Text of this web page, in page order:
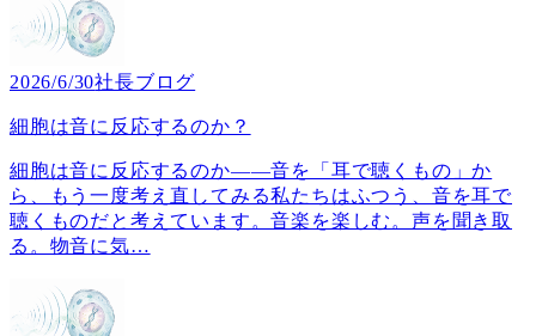
2026/6/30社長ブログ
細胞は音に反応するのか？
細胞は音に反応するのか――音を「耳で聴くもの」か
ら、もう一度考え直してみる私たちはふつう、音を耳で
聴くものだと考えています。音楽を楽しむ。声を聞き取
る。物音に気…